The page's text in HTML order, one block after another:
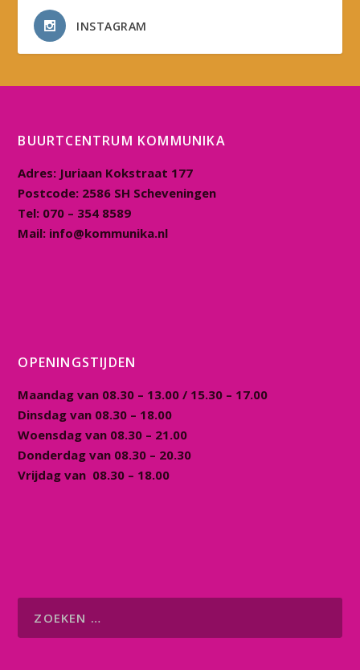
INSTAGRAM
BUURTCENTRUM KOMMUNIKA
Adres: Juriaan Kokstraat 177
Postcode: 2586 SH Scheveningen
Tel: 070 – 354 8589
Mail: info@kommunika.nl
OPENINGSTIJDEN
Maandag van 08.30 – 13.00 / 15.30 – 17.00
Dinsdag van 08.30 – 18.00
Woensdag van 08.30 – 21.00
Donderdag van 08.30 – 20.30
Vrijdag van 08.30 – 18.00